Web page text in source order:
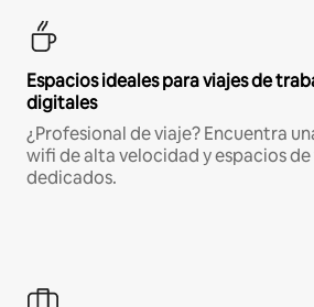
Espacios ideales para viajes de
digitales
¿Profesional de viaje? Encuentra
wifi de alta velocidad y espacios
dedicados.